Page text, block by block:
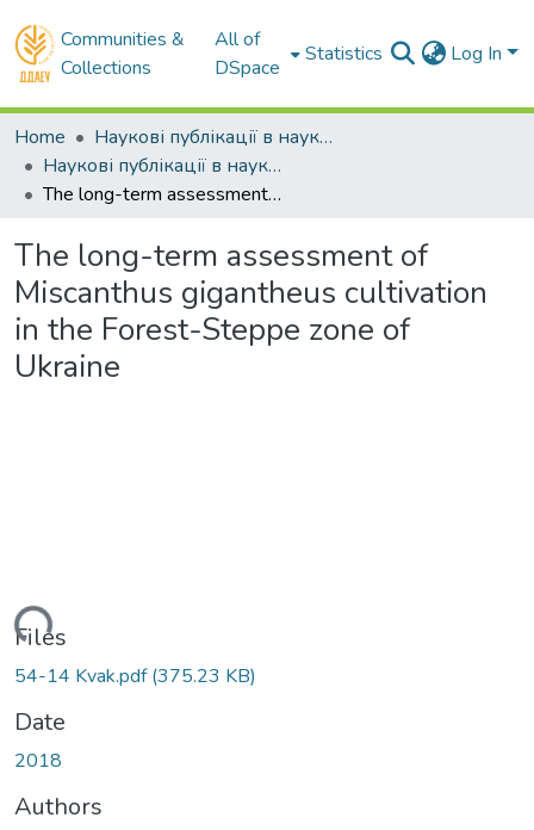
Communities &
Collections
All of
DSpace
Statistics Log In
Home
Наукові публікації в наукометричних базах Scopus та Web of Science
Наукові публікації в наукометричній базі Scopus
The long-term assessment of Miscanthus gigantheus cultivation in the Forest-Steppe zone of Ukraine
The long-term assessment of
Miscanthus gigantheus cultivation
in the Forest-Steppe zone of
Ukraine
Files
54-14 Kvak.pdf(375.23 KB)
Date
2018
Authors